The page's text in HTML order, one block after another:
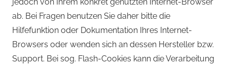
ab. Bei Fragen benutzen Sie daher bitte die
Hilfefunktion oder Dokumentation Ihres Internet-
Browsers oder wenden sich an dessen Hersteller bzw.
Support. Bei sog. Flash-Cookies kann die Verarbeitung